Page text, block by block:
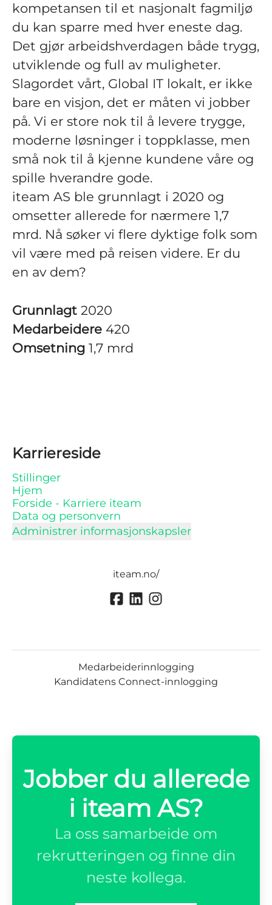
kompetansen til et nasjonalt fagmiljø
du kan sparre med hver eneste dag.
Det gjør arbeidshverdagen både trygg,
utviklende og full av muligheter.
Slagordet vårt, Global IT lokalt, er ikke
bare en visjon, det er måten vi jobber
på. Vi er store nok til å levere trygge,
moderne løsninger i toppklasse, men
små nok til å kjenne kundene våre og
spille hverandre gode.
iteam AS ble grunnlagt i 2020 og
omsetter allerede for nærmere 1,7
mrd. Nå søker vi flere dyktige folk som
vil være med på reisen videre. Er du
en av dem?
Grunnlagt 2020
Medarbeidere 420
Omsetning 1,7 mrd
Karriereside
Stillinger
Hjem
Forside - Karriere iteam
Data og personvern
Administrer informasjonskapsler
iteam.no/
Medarbeiderinnlogging
Kandidatens Connect-innlogging
Jobber du allerede
i iteam AS?
La oss samarbeide om
rekrutteringen og finne din
neste kollega.